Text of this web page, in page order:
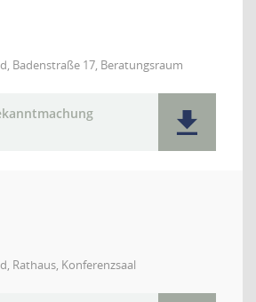
Badenstraße 17, Beratungsraum
Rathaus, Konferenzsaal